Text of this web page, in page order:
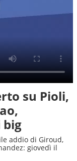
su Pioli,
big
addio di Giroud,
giovedì il